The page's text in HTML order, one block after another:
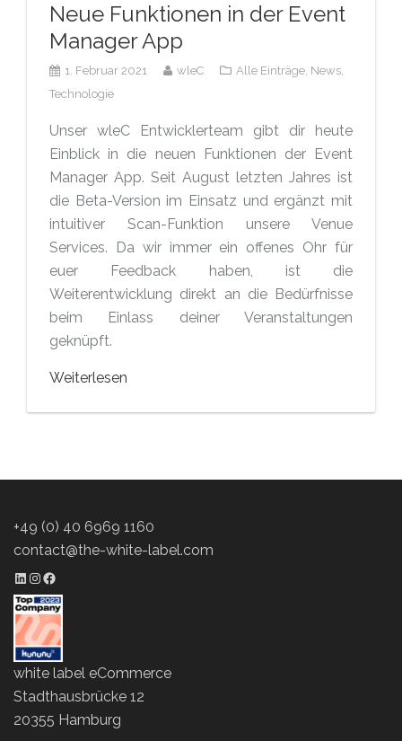
Neue Funktionen in der Event
Manager App
1. Februar 2021 wleC Alle Einträge, News,
Technologie
Unser wleC Entwicklerteam gibt dir heute
Einblick in die neuen Funktionen der Event
Manager App. Seit August letzten Jahres ist
die Beta-Version im Einsatz und ergänzt mit
intuitiver Scan-Funktion unsere Venue
Services. Da wir immer ein offenes Ohr für
euer Feedback haben, ist die
Weiterentwicklung direkt an die Bedürfnisse
beim Einlass deiner Veranstaltungen
geknüpft.
Weiterlesen
+49 (0) 40 6969 1160
contact@the-white-label.com
LinkedIn Profil
Instagram Profil
Facebook Profil
white label eCommerce
Stadthausbrücke 12
20355 Hamburg